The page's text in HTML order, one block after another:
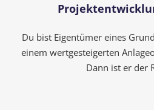
Du bist Eigentümer eines
einem wertgesteigerten
Dann ist er der